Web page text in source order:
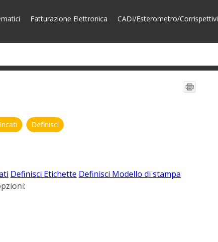
Fatturazione Elettronica CADI/Esterometro/Corrispettivi
Definisci
Definisci Etichette Definisci Modello di stampa